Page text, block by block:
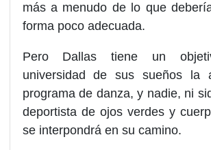
más a menudo de lo que
forma poco adecuada.
Pero Dallas tiene un
universidad de sus sueños la
programa de danza, y nadie, ni
deportista de ojos verdes y
se interpondrá en su camino.